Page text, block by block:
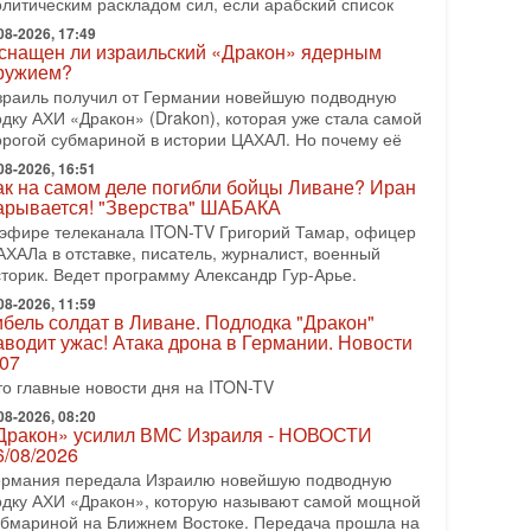
США Дональд Трамп сегодня заявил об
подготовленного удара по Ирану после
Тегерана и других стран региона. По его
2026, 17:50
голос» Израиля: кто заберет его на этот
русскоязычных репатриантов не раз кардинально
политический ландшафт Израиля. Достаточно
взлет партии «Исраэль ба-алия», когда
07-2026, 17:00
закрытых дверей: о чём на самом деле
Трамп и Нетаньяху?
визит премьер-министра Израиля Биньямина
в США и его встреча с Дональдом Трампом
больше вопросов, чем ответов. Полная
готовит покушение на Нетаниягу! Трамп не
эскалации, но КСИР готовит взрыв!
телеканала ITON-TV СЕРГЕЙ МИГДАЛЬ,
по вопросам безопасности, офицер запаса
управления полиции Израиля, автор
2026, 17:49
ли израильский «Дракон» ядерным
получил от Германии новейшую подводную
АХИ «Дракон» (Drakon), которая уже стала самой
субмариной в истории ЦАХАЛ. Но почему её
2026, 16:51
на самом деле погибли бойцы Ливане? Иран
"Зверства" ШАБАКА
телеканала ITON-TV Григорий Тамар, офицер
в отставке, писатель, журналист, военный
Ведет программу Александр Гур-Арье.
2026, 11:59
солдат в Ливане. Подлодка "Дракон"
ужас! Атака дрона в Германии. Новости
главные новости дня на ITON-TV
2026, 08:20
усилил ВМС Израиля - НОВОСТИ
08/2026
передала Израилю новейшую подводную
АХИ «Дракон», которую называют самой мощной
на Ближнем Востоке. Передача прошла на